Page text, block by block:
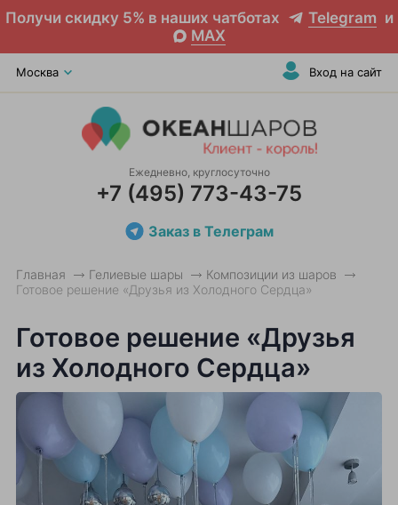
Получи скидку 5% в наших чатботах Telegram и
MAX
Москва Вход на сайт
Ежедневно, круглосуточно
+7 (495) 773-43-75
Заказ в Телеграм
Главная Гелиевые шары
Композиции из шаров
Готовое решение «Друзья из Холодного Сердца»
Готовое решение «Друзья
из Холодного Сердца»